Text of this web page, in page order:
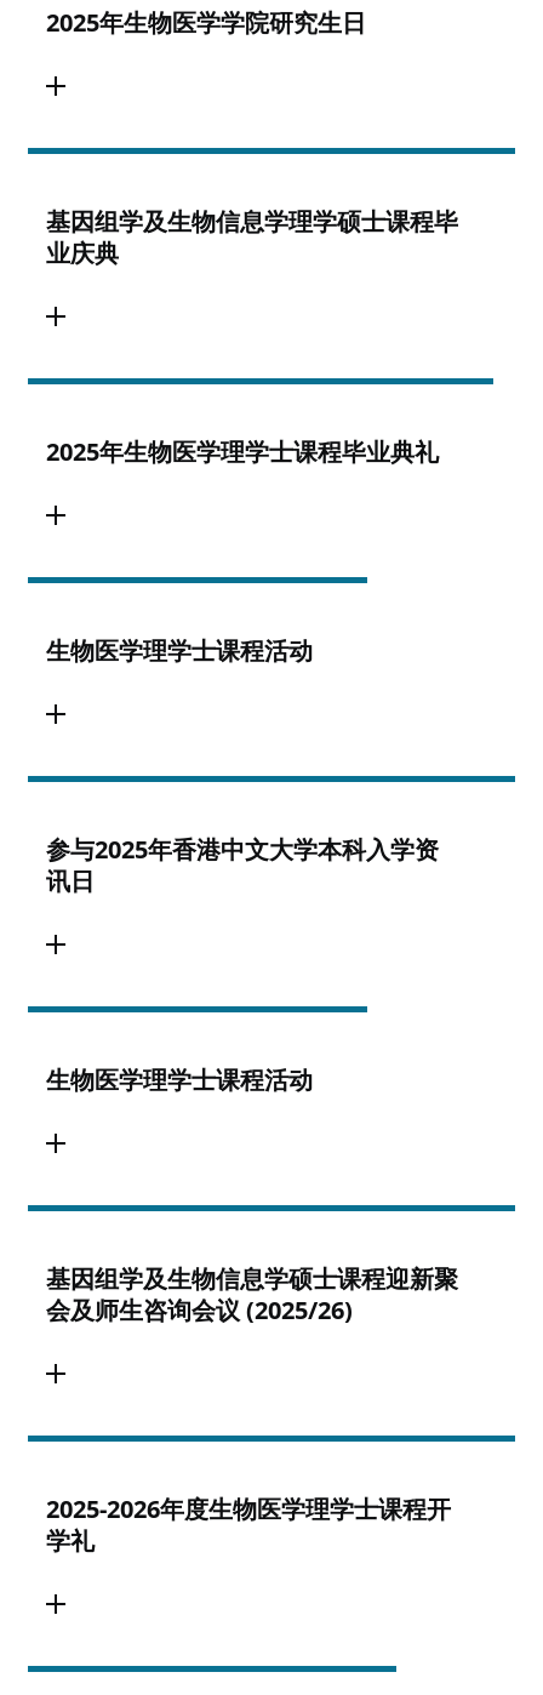
2025年生物医学学院研究生日
基因组学及生物信息学理学硕士课程毕
业庆典
2025年生物医学理学士课程毕业典礼
生物医学理学士课程活动
参与2025年香港中文大学本科入学资
讯日
生物医学理学士课程活动
基因组学及生物信息学硕士课程迎新聚
会及师生咨询会议 (2025/26)
2025-2026年度生物医学理学士课程开
学礼